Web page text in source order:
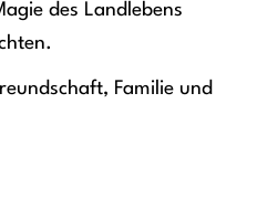
des Landlebens
Familie und